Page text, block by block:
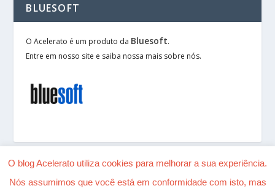
BLUESOFT
O Acelerato é um produto da Bluesoft.
Entre em nosso site e saiba nossa mais sobre nós.
O blog Acelerato utiliza cookies para melhorar a sua experiência.
Nós assumimos que você está em conformidade com isto, mas